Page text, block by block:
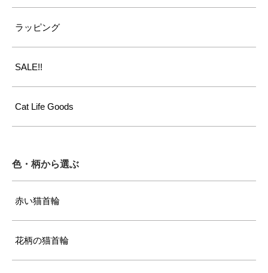
ラッピング
SALE!!
Cat Life Goods
色・柄から選ぶ
赤い猫首輪
花柄の猫首輪